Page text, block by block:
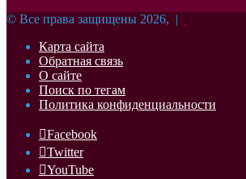
© Все права защищены 2026, |
Карта сайта
Обратная связь
О сайте
Поиск по тегам
Политика конфиденциальности
Facebook
Twitter
YouTube